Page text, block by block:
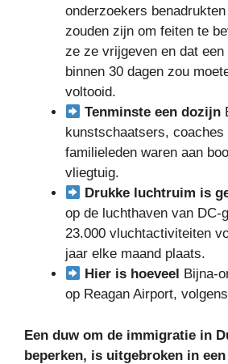
onderzoekers
zouden zijn om feiten te
ze ze vrijgeven en dat
binnen 30 dagen zou
voltooid.
Tenminste een dozijn
kunstschaatsers, coaches
familieleden waren aan
vliegtuig.
Drukke luchtruim is
op de luchthaven van DC-
23.000 vluchtactiviteiten
jaar elke maand plaats.
Hier is hoeveel
Bijna-
op Reagan Airport,
Een duw om de immigratie in
beperken, is uitgebroken in